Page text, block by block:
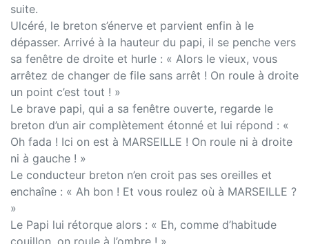
suite.
Ulcéré, le breton s’énerve et parvient enfin à le
dépasser. Arrivé à la hauteur du papi, il se penche vers
sa fenêtre de droite et hurle : « Alors le vieux, vous
arrêtez de changer de file sans arrêt ! On roule à droite
un point c’est tout ! »
Le brave papi, qui a sa fenêtre ouverte, regarde le
breton d’un air complètement étonné et lui répond : «
Oh fada ! Ici on est à MARSEILLE ! On roule ni à droite
ni à gauche ! »
Le conducteur breton n’en croit pas ses oreilles et
enchaîne : « Ah bon ! Et vous roulez où à MARSEILLE ?
»
Le Papi lui rétorque alors : « Eh, comme d’habitude
couillon, on roule à l’ombre ! »